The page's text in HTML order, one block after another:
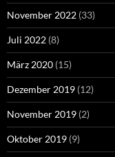
November 2022 (33)
Juli 2022 (8)
März 2020 (15)
Dezember 2019 (12)
November 2019 (2)
Oktober 2019 (9)